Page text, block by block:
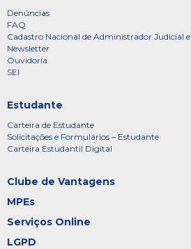
Denúncias
FAQ
Cadastro Nacional de Administrador Judicial
Newsletter
Ouvidoria
SEI
Estudante
Carteira de Estudante
Solicitações e Formulários – Estudante
Carteira Estudantil Digital
Clube de Vantagens
MPEs
Serviços Online
LGPD